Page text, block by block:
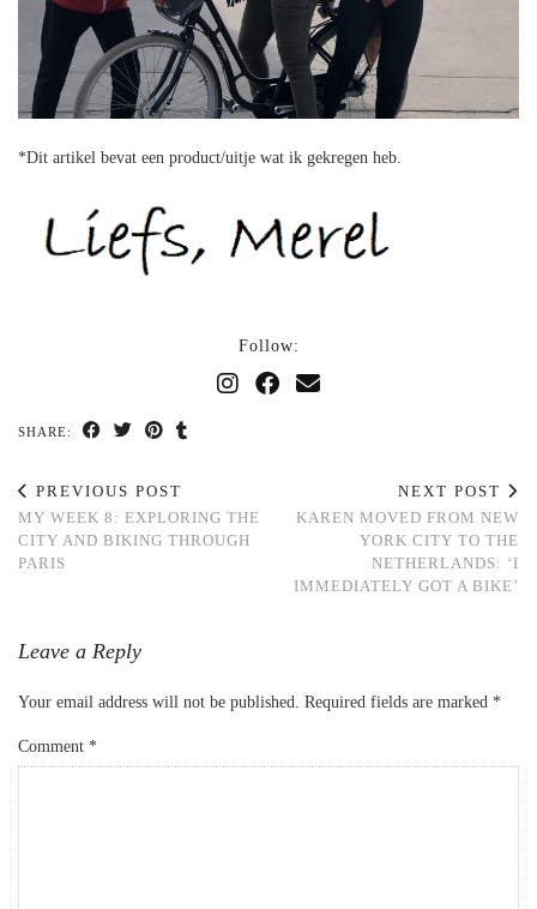
*Dit artikel bevat een product/uitje wat ik gekregen heb.
Follow:
SHARE:
PREVIOUS POST
MY WEEK 8: EXPLORING THE
CITY AND BIKING THROUGH
PARIS
NEXT POST
KAREN MOVED FROM NEW
YORK CITY TO THE
NETHERLANDS: ‘I
IMMEDIATELY GOT A BIKE’
Leave a Reply
Your email address will not be published. Required fields are marked *
Comment *